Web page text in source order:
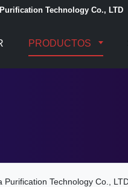
Technology Co., LTD
PRODUCTOS
Purification Technology Co.,